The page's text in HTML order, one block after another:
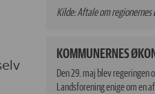
Kilde: Aftale om regionernes
KOMMUNERNES
Den 29. maj blev regeringen
Landsforening enige om en